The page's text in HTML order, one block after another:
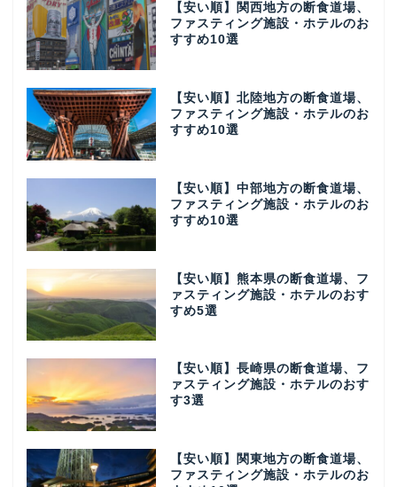
【安い順】関西地方の断食道場、
ファスティング施設・ホテルのお
すすめ10選
【安い順】北陸地方の断食道場、
ファスティング施設・ホテルのお
すすめ10選
【安い順】中部地方の断食道場、
ファスティング施設・ホテルのお
すすめ10選
【安い順】熊本県の断食道場、フ
ァスティング施設・ホテルのおす
すめ5選
【安い順】長崎県の断食道場、フ
ァスティング施設・ホテルのおす
す3選
【安い順】関東地方の断食道場、
ファスティング施設・ホテルのお